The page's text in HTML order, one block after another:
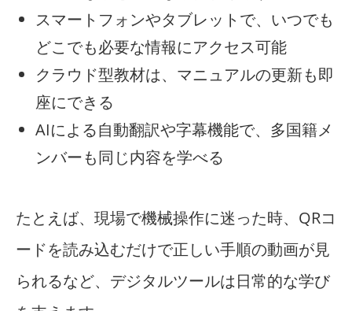
スマートフォンやタブレットで、いつでも
どこでも必要な情報にアクセス可能
クラウド型教材は、マニュアルの更新も即
座にできる
AIによる自動翻訳や字幕機能で、多国籍メ
ンバーも同じ内容を学べる
たとえば、現場で機械操作に迷った時、QRコ
ードを読み込むだけで正しい手順の動画が見
られるなど、デジタルツールは日常的な学び